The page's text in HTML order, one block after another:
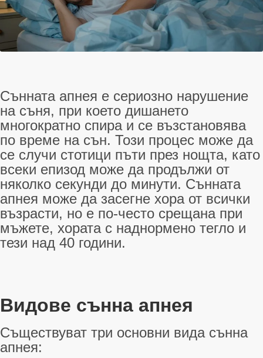
Сънната апнея е сериозно нарушение
на съня, при което дишането
многократно спира и се възстановява
по време на сън. Този процес може да
се случи стотици пъти през нощта, като
всеки епизод може да продължи от
няколко секунди до минути. Сънната
апнея може да засегне хора от всички
възрасти, но е по-често срещана при
мъжете, хората с наднормено тегло и
тези над 40 години.
Видове сънна апнея
Съществуват три основни вида сънна
апнея: